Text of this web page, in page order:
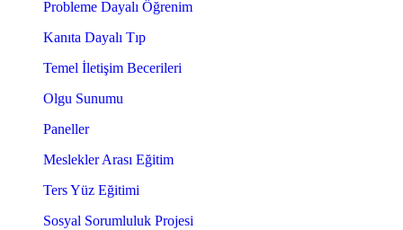
Probleme Dayalı Öğrenim
Kanıta Dayalı Tıp
Temel İletişim Becerileri
Olgu Sunumu
Paneller
Meslekler Arası Eğitim
Ters Yüz Eğitimi
Sosyal Sorumluluk Projesi